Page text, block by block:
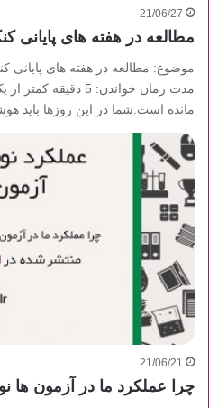
21/06/27
مطالعه در هفته های پایانی
موضوع: مطالعه در هفته های پایانی
مدت زمان خواندن: 5
مانده است.شما در این روزها باید
21/06/21
چرا عملکرد ما در آزمون ها